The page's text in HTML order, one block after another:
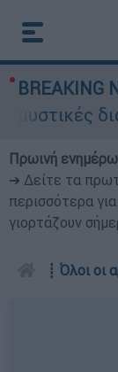
BREAKING
Πρωινή
➔ Δείτε τα
περισσότερα
γιορτάζουν
┋ Όλοι οι